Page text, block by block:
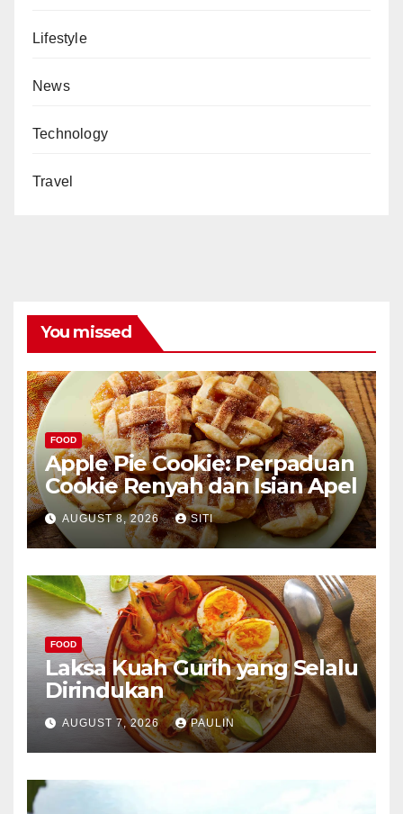
Lifestyle
News
Technology
Travel
You missed
FOOD
Apple Pie Cookie: Perpaduan
Cookie Renyah dan Isian Apel
AUGUST 8, 2026 SITI
FOOD
Laksa Kuah Gurih yang Selalu
Dirindukan
AUGUST 7, 2026 PAULIN